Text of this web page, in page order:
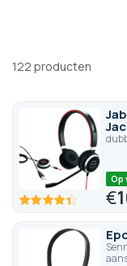
standaard (USB
sneller kan gaan
meeste
and-play-
122 producten
87.6 100
Op
€